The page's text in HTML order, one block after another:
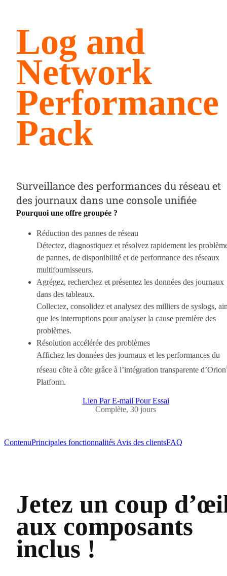
Log and
Network
Performance
Pack
Surveillance des performances du réseau et
des journaux dans une console unifiée
Pourquoi une offre groupée ?
Réduction des pannes de réseau
Détectez, diagnostiquez et résolvez rapidement les
de pannes, de disponibilité et de performance des réseaux
multifournisseurs.
Agrégez, recherchez et présentez les données des journaux
dans des tableaux.
Collectez, consolidez et analysez des milliers de syslogs,
que les interruptions pour analyser la cause première des
problèmes.
Résolution accélérée des problèmes
Affichez les données des journaux et les performances du
réseau côte à côte grâce à l’intégration transparente d’Orion
Platform.
Lien Par E-mail Pour Essai
Complète, 30 jours
ContenuPrincipales fonctionnalités Avis des clientsFAQ
Jetez un coup
aux composants
inclus !